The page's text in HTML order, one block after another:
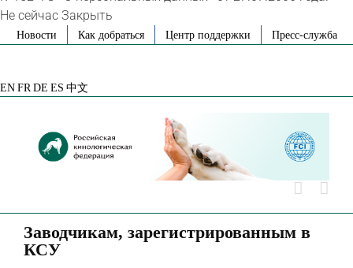
Не сейчас Закрыть
SkipНовости Как добраться Центр поддержки Пресс-служба
EN FR DE ES 中文
Заводчикам, зарегистрированным в
КСУ